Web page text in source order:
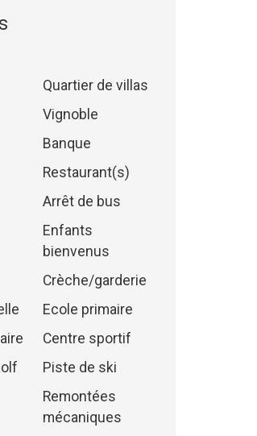
Quartier de villas
Vignoble
Banque
Restaurant(s)
Arrêt de bus
Enfants
bienvenus
Crèche/garderie
Ecole primaire
Centre sportif
Piste de ski
Remontées
mécaniques